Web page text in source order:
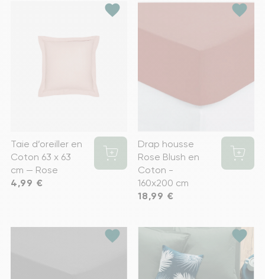
favorite
Taie d’oreiller en
Coton 63 x 63
cm — Rose
Prix
4,99 €
favorite
Drap housse
Rose Blush en
Coton -
160x200 cm
Prix
18,99 €
favorite favorite